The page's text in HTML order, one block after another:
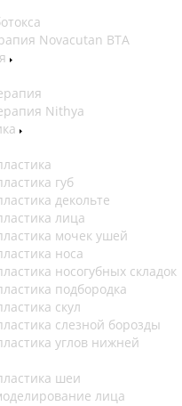
Novacutan BTA
Nithya
губ
декольте
лица
мочек ушей
носа
носогубных складок
подбородка
скул
слезной борозды
углов нижней
шеи
лица